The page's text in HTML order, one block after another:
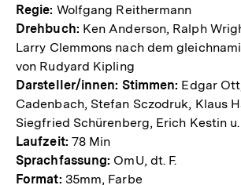
Regie: Wolfgang Reithermann
Drehbuch: Ken Anderson, Ralph
Larry Clemmons nach dem
von Rudyard Kipling
Darsteller/innen: Stimmen: Edgar
Cadenbach, Stefan Sczodruk, Klaus
Siegfried Schürenberg, Erich Kestin u.
Laufzeit: 78 Min
Sprachfassung: OmU, dt. F.
Format: 35mm, Farbe